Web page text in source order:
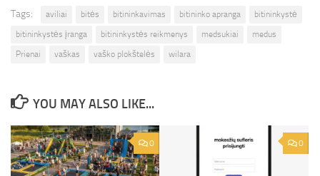
Tags: aviliai bitės bitininkavimas bitininko apranga
bitininkystė
bitininkystės įranga
bitininkystės reikmenys medsukiai
medus
Prienai
vaškas vaško plokštelės wilara
YOU MAY ALSO LIKE...
0 0